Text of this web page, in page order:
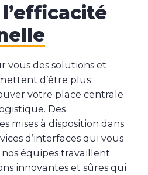
vous des solutions et
d’être plus
votre place centrale
Des
mises à disposition dans
d’interfaces qui vous
équipes travaillent
innovantes et sûres qui